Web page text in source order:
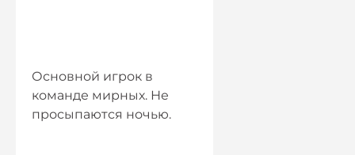
Основной игрок в
команде мирных. Не
просыпаются ночью.